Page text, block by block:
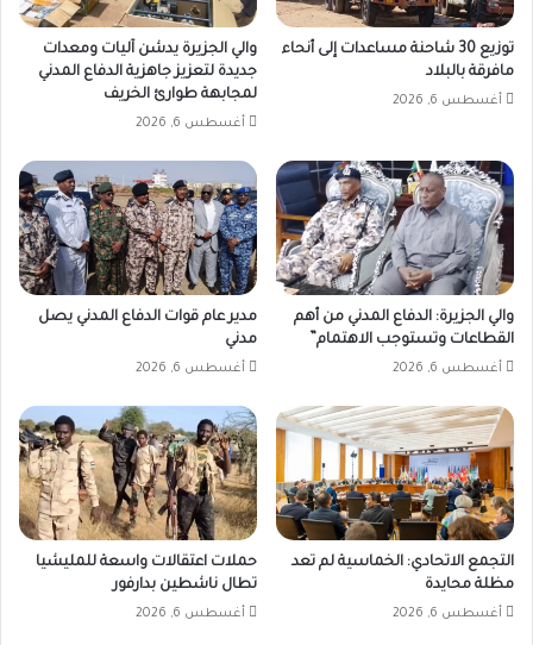
توزيع 30 شاحنة مساعدات إلى أنحاء
مافرقة بالبلاد
أغسطس 6, 2026
والي الجزيرة يدشن آليات ومعدات
جديدة لتعزيز جاهزية الدفاع المدني
لمجابهة طوارئ الخريف
أغسطس 6, 2026
والي الجزيرة: الدفاع المدني من أهم
القطاعات وتستوجب الاهتمام”
أغسطس 6, 2026
مدير عام قوات الدفاع المدني يصل
مدني
أغسطس 6, 2026
التجمع الاتحادي: الخماسية لم تعد
مظلة محايدة
أغسطس 6, 2026
حملات اعتقالات واسعة للمليشيا
تطال ناشطين بدارفور
أغسطس 6, 2026